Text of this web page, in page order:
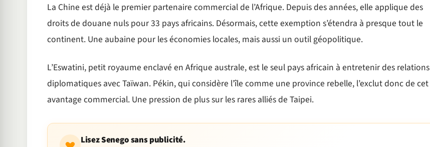
La Chine est déjà le premier partenaire commercial de l’Afrique. Depuis des années, elle applique des
droits de douane nuls pour 33 pays africains. Désormais, cette exemption s’étendra à presque tout le
continent. Une aubaine pour les économies locales, mais aussi un outil géopolitique.
L’Eswatini, petit royaume enclavé en Afrique australe, est le seul pays africain à entretenir des relations
diplomatiques avec Taïwan. Pékin, qui considère l’île comme une province rebelle, l’exclut donc de cet
avantage commercial. Une pression de plus sur les rares alliés de Taipei.
Lisez Senego sans publicité.